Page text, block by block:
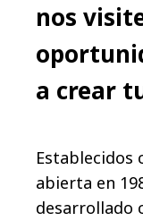
nos
a crear
Establecidos
abierta en
desarrollado